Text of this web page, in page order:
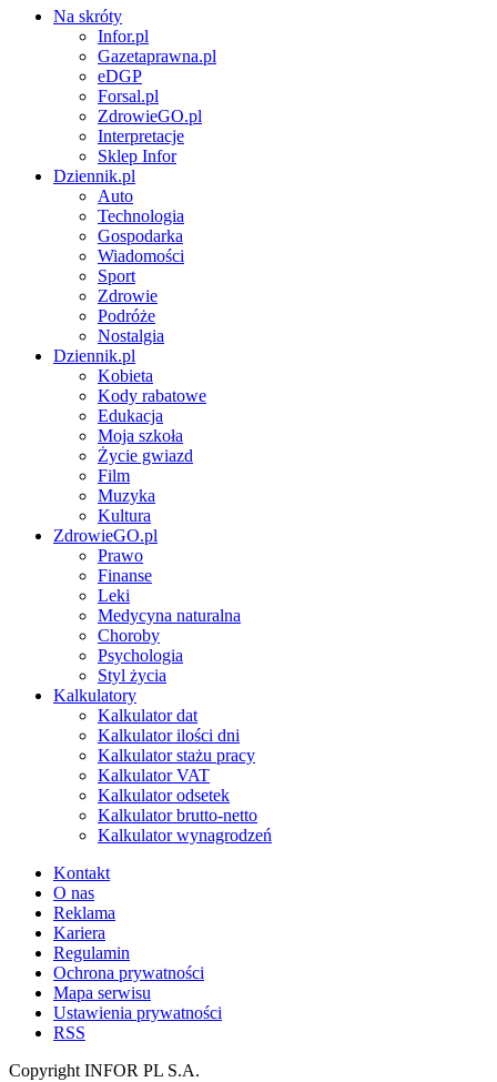
Na skróty
Infor.pl
Gazetaprawna.pl
eDGP
Forsal.pl
ZdrowieGO.pl
Interpretacje
Sklep Infor
Dziennik.pl
Auto
Technologia
Gospodarka
Wiadomości
Sport
Zdrowie
Podróże
Nostalgia
Dziennik.pl
Kobieta
Kody rabatowe
Edukacja
Moja szkoła
Życie gwiazd
Film
Muzyka
Kultura
ZdrowieGO.pl
Prawo
Finanse
Leki
Medycyna naturalna
Choroby
Psychologia
Styl życia
Kalkulatory
Kalkulator dat
Kalkulator ilości dni
Kalkulator stażu pracy
Kalkulator VAT
Kalkulator odsetek
Kalkulator brutto-netto
Kalkulator wynagrodzeń
Kontakt
O nas
Reklama
Kariera
Regulamin
Ochrona prywatności
Mapa serwisu
Ustawienia prywatności
RSS
Copyright INFOR PL S.A.